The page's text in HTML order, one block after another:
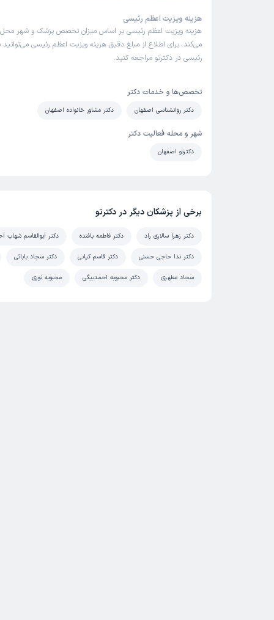
هزینه ویزیت اعظم رئیسی
هزینه ویزیت اعظم رئیسی بر اساس میزان تخصص پزشک و شهر محل
می‌کند. برای اطلاع از مبلغ دقیق هزینه ویزیت اعظم رئیسی می‌توانید
رئیسی در دکترتو مراجعه کنید.
تخصص‌ها و خدمات دکتر
دکتر روانشناسی اصفهان دکتر مشاور خانواده اصفهان
شهر و محله فعالیت دکتر
دکترتو اصفهان
برخی از پزشکان دیگر در دکترتو
دکتر زهرا سالاری راد دکتر فاطمه بافنده دکتر ابوالقاسم شهاب
دکتر ندا حاجی حسنی دکتر قاسم کیانی دکتر سجاد بابائی
سجاد مطهری دکتر محبوبه احمدبیگی محبوبه نوری